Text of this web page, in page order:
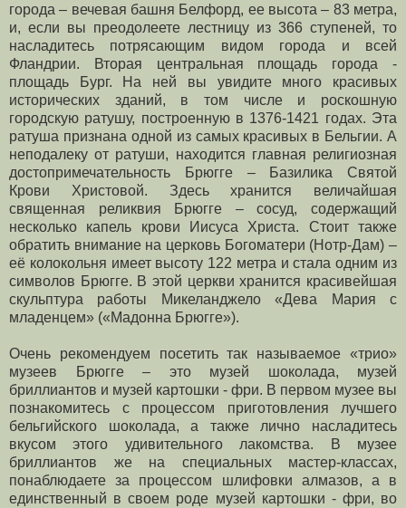
города – вечевая башня Белфорд, ее высота – 83 метра,
и, если вы преодолеете лестницу из 366 ступеней, то
насладитесь потрясающим видом города и всей
Фландрии. Вторая центральная площадь города -
площадь Бург. На ней вы увидите много красивых
исторических зданий, в том числе и роскошную
городскую ратушу, построенную в 1376-1421 годах. Эта
ратуша признана одной из самых красивых в Бельгии. А
неподалеку от ратуши, находится главная религиозная
достопримечательность Брюгге – Базилика Святой
Крови Христовой. Здесь хранится величайшая
священная реликвия Брюгге – сосуд, содержащий
несколько капель крови Иисуса Христа. Стоит также
обратить внимание на церковь Богоматери (Нотр-Дам) –
её колокольня имеет высоту 122 метра и стала одним из
символов Брюгге. В этой церкви хранится красивейшая
скульптура работы Микеланджело «Дева Мария с
младенцем» («Мадонна Брюгге»).
Очень рекомендуем посетить так называемое «трио»
музеев Брюгге – это музей шоколада, музей
бриллиантов и музей картошки - фри. В первом музее вы
познакомитесь с процессом приготовления лучшего
бельгийского шоколада, а также лично насладитесь
вкусом этого удивительного лакомства. В музее
бриллиантов же на специальных мастер-классах,
понаблюдаете за процессом шлифовки алмазов, а в
единственный в своем роде музей картошки - фри, во